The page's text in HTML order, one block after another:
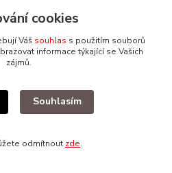
Skladem 6 ks
do košíku
cookies
Váš souhlas s použitím souborů
informace týkající se Vašich
zájmů.
Souhlasím
odmítnout zde.